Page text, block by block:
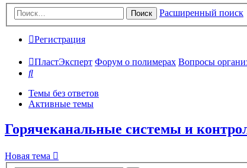
Поиск Расширенный поиск
Регистрация
ПластЭксперт Форум о полимерах Вопросы
Поиск
Темы без ответов
Активные темы
Горячеканальные системы и
Новая тема